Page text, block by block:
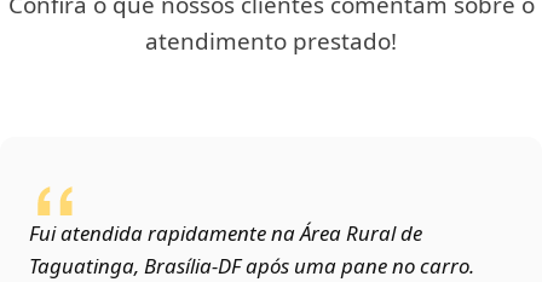
atendimento prestado!
Fui atendida rapidamente na Área Rural de
Taguatinga, Brasília‑DF após uma pane no carro.